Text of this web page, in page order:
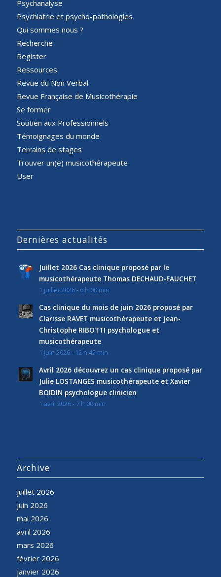
Psychanalyse
Psychiatrie et psycho-pathologies
Qui sommes nous ?
Recherche
Register
Ressources
Revue du Non Verbal
Revue Française de Musicothérapie
Se former
Soutien aux Professionnels
Témoignages du monde
Terrains de stages
Trouver un(e) musicothérapeute
User
Dernières actualités
Juillet 2026 Cas clinique proposé par le
musicothérapeute Thomas DECHAUD-FAUCHET
1 juillet 2026 - 6 h 00 min
Cas clinique du mois de juin 2026 proposé par
Clarisse RAVET musicothérapeute et Jean-
Christophe RIBOTTI psychologue et
musicothérapeute
1 juin 2026 - 12 h 45 min
Avril 2026 découvrez un cas clinique proposé par
Julie LOSTANGES musicothérapeute et Xavier
BOIDIN psychologue clinicien
1 avril 2026 - 7 h 00 min
Archive
juillet 2026
juin 2026
mai 2026
avril 2026
mars 2026
février 2026
janvier 2026